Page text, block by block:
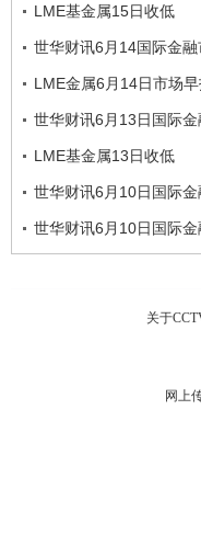
LME基金属15日收低
世华财讯6月14国际金
LME金属6月14日市场早
世华财讯6月13日国际
LME基金属13日收低
世华财讯6月10日国际
世华财讯6月10日国际
关于
网上